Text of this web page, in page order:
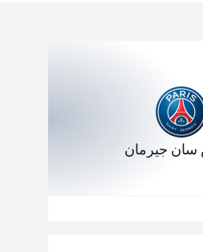
سان جيرمان